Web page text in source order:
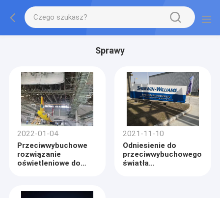
Sprawy
2022-01-04
Przeciwwybuchowe
rozwiązanie
oświetleniowe do
2021-11-10
Odniesienie do
przeciwwybuchowego
światła